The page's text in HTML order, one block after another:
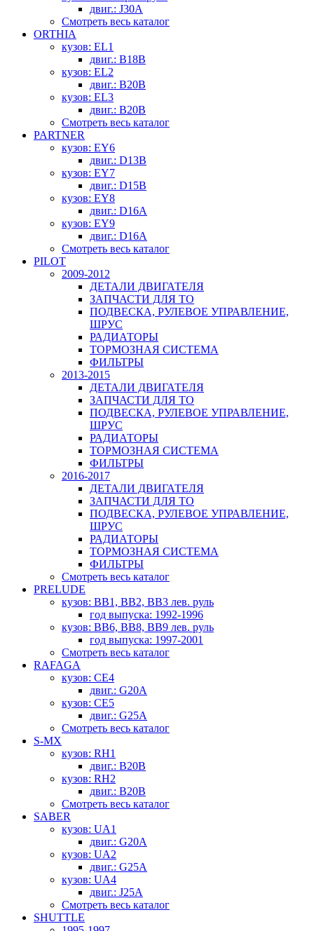
двиг.: J30A
Смотреть весь каталог
ORTHIA
кузов: EL1
двиг.: B18B
кузов: EL2
двиг.: B20B
кузов: EL3
двиг.: B20B
Смотреть весь каталог
PARTNER
кузов: EY6
двиг.: D13B
кузов: EY7
двиг.: D15B
кузов: EY8
двиг.: D16A
кузов: EY9
двиг.: D16A
Смотреть весь каталог
PILOT
2009-2012
ДЕТАЛИ ДВИГАТЕЛЯ
ЗАПЧАСТИ ДЛЯ ТО
ПОДВЕСКА, РУЛЕВОЕ УПРАВЛЕНИЕ,
ШРУС
РАДИАТОРЫ
ТОРМОЗНАЯ СИСТЕМА
ФИЛЬТРЫ
2013-2015
ДЕТАЛИ ДВИГАТЕЛЯ
ЗАПЧАСТИ ДЛЯ ТО
ПОДВЕСКА, РУЛЕВОЕ УПРАВЛЕНИЕ,
ШРУС
РАДИАТОРЫ
ТОРМОЗНАЯ СИСТЕМА
ФИЛЬТРЫ
2016-2017
ДЕТАЛИ ДВИГАТЕЛЯ
ЗАПЧАСТИ ДЛЯ ТО
ПОДВЕСКА, РУЛЕВОЕ УПРАВЛЕНИЕ,
ШРУС
РАДИАТОРЫ
ТОРМОЗНАЯ СИСТЕМА
ФИЛЬТРЫ
Смотреть весь каталог
PRELUDE
кузов: BB1, BB2, BB3 лев. руль
год выпуска: 1992-1996
кузов: BB6, BB8, BB9 лев. руль
год выпуска: 1997-2001
Смотреть весь каталог
RAFAGA
кузов: CE4
двиг.: G20A
кузов: CE5
двиг.: G25A
Смотреть весь каталог
S-MX
кузов: RH1
двиг.: B20B
кузов: RH2
двиг.: B20B
Смотреть весь каталог
SABER
кузов: UA1
двиг.: G20A
кузов: UA2
двиг.: G25A
кузов: UA4
двиг.: J25A
Смотреть весь каталог
SHUTTLE